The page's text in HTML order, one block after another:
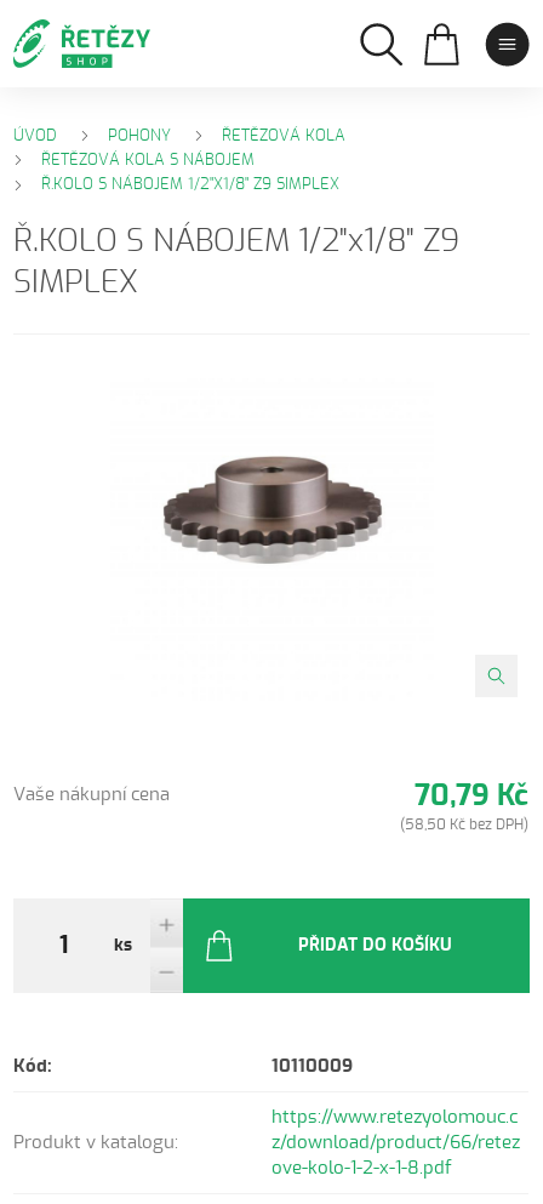
ÚVOD POHONY
ŘETĚZOVÁ KOLA
ŘETĚZOVÁ KOLA S NÁBOJEM
Ř.KOLO S NÁBOJEM 1/2"X1/8" Z9 SIMPLEX
Ř.KOLO S NÁBOJEM 1/2"x1/8" Z9
SIMPLEX
Vaše nákupní cena 70,79 Kč
(58,50 Kč bez DPH)
ks PŘIDAT DO KOŠÍKU
Kód: 10110009
Produkt v katalogu:
https://www.retezyolomouc.c
z/download/product/66/retez
ove-kolo-1-2-x-1-8.pdf